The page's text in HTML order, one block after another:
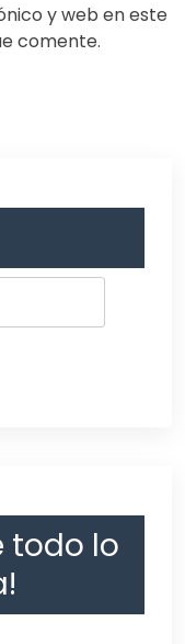
y web en este
comente.
todo lo